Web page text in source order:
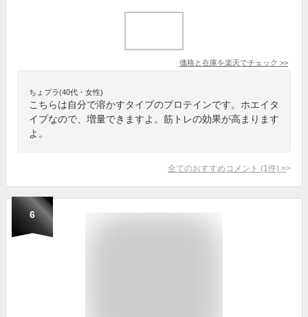
価格と在庫を楽天でチェック >>
ちょプラ(40代・女性)
こちらは自分で溶かすタイプのプロテインです。ホエイタ
イプなので、増量できますよ。筋トレの効果が高まります
よ。
全てのおすすめコメント (1 件) >
6